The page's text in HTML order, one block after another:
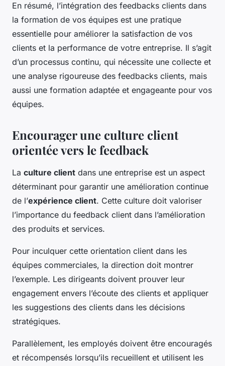
En résumé, l’intégration des feedbacks clients dans
la formation de vos équipes est une pratique
essentielle pour améliorer la satisfaction de vos
clients et la performance de votre entreprise. Il s’agit
d’un processus continu, qui nécessite une collecte et
une analyse rigoureuse des feedbacks clients, mais
aussi une formation adaptée et engageante pour vos
équipes.
Encourager une culture client
orientée vers le feedback
La culture client dans une entreprise est un aspect
déterminant pour garantir une amélioration continue
de l’expérience client. Cette culture doit valoriser
l’importance du feedback client dans l’amélioration
des produits et services.
Pour inculquer cette orientation client dans les
équipes commerciales, la direction doit montrer
l’exemple. Les dirigeants doivent prouver leur
engagement envers l’écoute des clients et appliquer
les suggestions des clients dans les décisions
stratégiques.
Parallèlement, les employés doivent être encouragés
et récompensés lorsqu’ils recueillent et utilisent les